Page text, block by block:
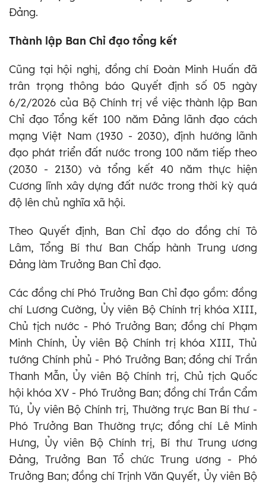
Đảng.
Thành lập Ban Chỉ đạo tổng kết
Cũng tại hội nghị, đồng chí Đoàn Minh Huấn đã
trân trọng thông báo Quyết định số 05 ngày
6/2/2026 của Bộ Chính trị về việc thành lập Ban
Chỉ đạo Tổng kết 100 năm Đảng lãnh đạo cách
mạng Việt Nam (1930 - 2030), định hướng lãnh
đạo phát triển đất nước trong 100 năm tiếp theo
(2030 - 2130) và tổng kết 40 năm thực hiện
Cương lĩnh xây dựng đất nước trong thời kỳ quá
độ lên chủ nghĩa xã hội.
Theo Quyết định, Ban Chỉ đạo do đồng chí Tô
Lâm, Tổng Bí thư Ban Chấp hành Trung ương
Đảng làm Trưởng Ban Chỉ đạo.
Các đồng chí Phó Trưởng Ban Chỉ đạo gồm: đồng
chí Lương Cường, Ủy viên Bộ Chính trị khóa XIII,
Chủ tịch nước - Phó Trưởng Ban; đồng chí Phạm
Minh Chính, Ủy viên Bộ Chính trị khóa XIII, Thủ
tướng Chính phủ - Phó Trưởng Ban; đồng chí Trần
Thanh Mẫn, Ủy viên Bộ Chính trị, Chủ tịch Quốc
hội khóa XV - Phó Trưởng Ban; đồng chí Trần Cẩm
Tú, Ủy viên Bộ Chính trị, Thường trực Ban Bí thư -
Phó Trưởng Ban Thường trực; đồng chí Lê Minh
Hưng, Ủy viên Bộ Chính trị, Bí thư Trung ương
Đảng, Trưởng Ban Tổ chức Trung ương - Phó
Trưởng Ban; đồng chí Trịnh Văn Quyết, Ủy viên Bộ